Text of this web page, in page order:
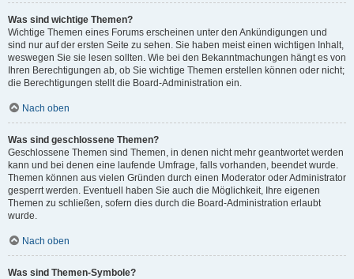
Was sind wichtige Themen?
Wichtige Themen eines Forums erscheinen unter den Ankündigungen und
sind nur auf der ersten Seite zu sehen. Sie haben meist einen wichtigen Inhalt,
weswegen Sie sie lesen sollten. Wie bei den Bekanntmachungen hängt es von
Ihren Berechtigungen ab, ob Sie wichtige Themen erstellen können oder nicht;
die Berechtigungen stellt die Board-Administration ein.
Nach oben
Was sind geschlossene Themen?
Geschlossene Themen sind Themen, in denen nicht mehr geantwortet werden
kann und bei denen eine laufende Umfrage, falls vorhanden, beendet wurde.
Themen können aus vielen Gründen durch einen Moderator oder Administrator
gesperrt werden. Eventuell haben Sie auch die Möglichkeit, Ihre eigenen
Themen zu schließen, sofern dies durch die Board-Administration erlaubt
wurde.
Nach oben
Was sind Themen-Symbole?